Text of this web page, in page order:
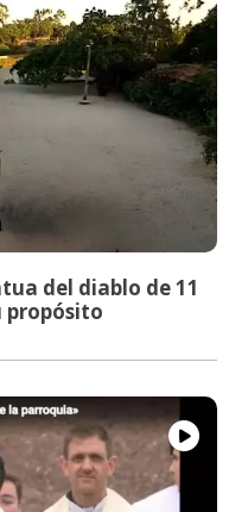
del diablo de 11
propósito